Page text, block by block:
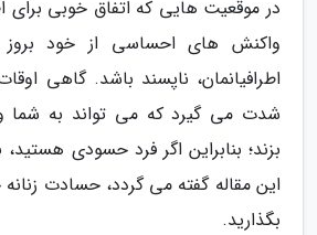
در موقعیت هایی که اتفاق خوبی برای
واکنش های احساسی از خود
اطرافیانمان، ناپسند باشد. گاهی
شدت می گیرد که می تواند به شما و
بزند؛ بنابراین اگر فرد حسودی هستید،
این مقاله گفته می گردد، حسادت زنانه
بگذارید.